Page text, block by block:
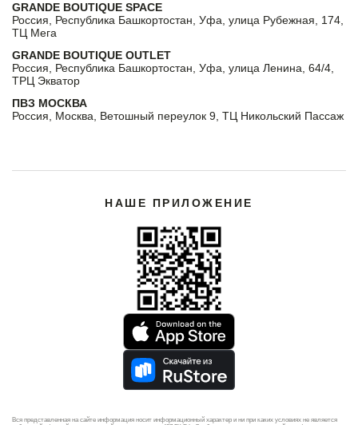
GRANDE BOUTIQUE SPACE
Россия, Республика Башкортостан, Уфа, улица Рубежная, 174,
ТЦ Мега
GRANDE BOUTIQUE OUTLET
Россия, Республика Башкортостан, Уфа, улица Ленина, 64/4,
ТРЦ Экватор
ПВЗ МОСКВА
Россия, Москва, Ветошный переулок 9, ТЦ Никольский Пассаж
НАШЕ ПРИЛОЖЕНИЕ
Вся представленная на сайте информация носит информационный характер и ни при каких условиях не является